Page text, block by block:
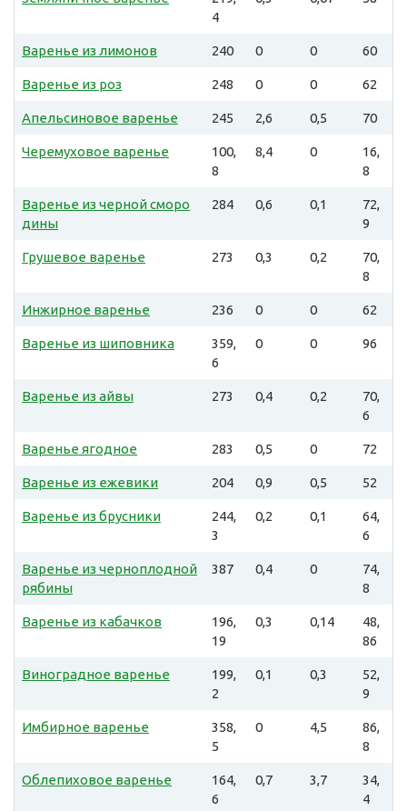
4
Варенье из лимонов 240 0 0 60
Варенье из роз 248 0 0 62
Апельсиновое варенье 245 2,6 0,5 70
Черемуховое варенье
100,
8
8,4 0
16,
8
Варенье из черной сморо
дины
284 0,6 0,1
72,
9
Грушевое варенье 273 0,3 0,2
70,
8
Инжирное варенье 236 0 0 62
Варенье из шиповника
359,
6
0 0 96
Варенье из айвы 273 0,4 0,2
70,
6
Варенье ягодное 283 0,5 0 72
Варенье из ежевики 204 0,9 0,5 52
Варенье из брусники
244,
3
0,2 0,1
64,
6
Варенье из черноплодной
рябины
387 0,4 0
74,
8
Варенье из кабачков
196,
19
0,3 0,14
48,
86
Виноградное варенье
199,
2
0,1 0,3
52,
9
Имбирное варенье
358,
5
0 4,5
86,
8
Облепиховое варенье
164,
6
0,7 3,7
34,
4